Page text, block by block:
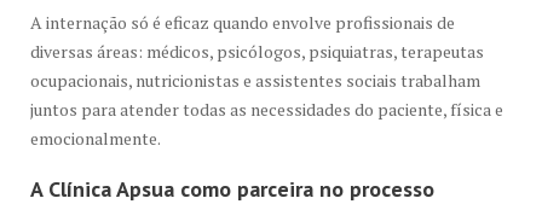
A internação só é eficaz quando envolve profissionais de
diversas áreas: médicos, psicólogos, psiquiatras, terapeutas
ocupacionais, nutricionistas e assistentes sociais trabalham
juntos para atender todas as necessidades do paciente, física e
emocionalmente.
A Clínica Apsua como parceira no processo